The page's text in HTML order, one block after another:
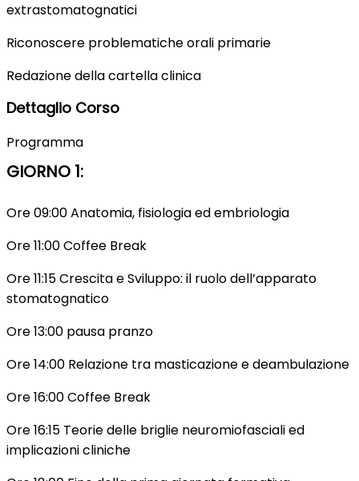
extrastomatognatici
Riconoscere problematiche orali primarie
Redazione della cartella clinica
Dettaglio Corso
Programma
GIORNO 1:
Ore 09:00 Anatomia, fisiologia ed embriologia
Ore 11:00 Coffee Break
Ore 11:15 Crescita e Sviluppo: il ruolo dell’apparato
stomatognatico
Ore 13:00 pausa pranzo
Ore 14:00 Relazione tra masticazione e deambulazione
Ore 16:00 Coffee Break
Ore 16:15 Teorie delle briglie neuromiofasciali ed
implicazioni cliniche